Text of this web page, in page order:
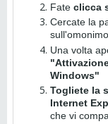
Fate clicca
Cercate la
Una volta
Windows"
Togliete la
Internet
che vi